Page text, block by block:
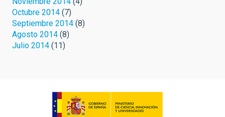
Octubre 2014 (7)
Septiembre 2014 (8)
Agosto 2014 (8)
Julio 2014 (11)